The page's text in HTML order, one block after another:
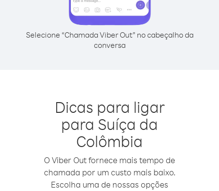
Selecione “Chamada Viber Out” no cabeçalho da
conversa
Dicas para ligar
para Suíça da
Colômbia
O Viber Out fornece mais tempo de
chamada por um custo mais baixo.
Escolha uma de nossas opções